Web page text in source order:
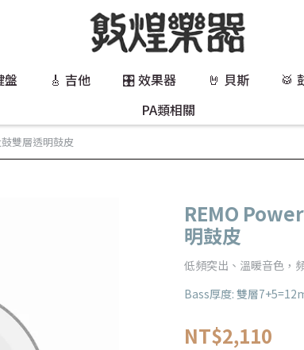
盤 🎸 吉他 🎛️ 效果器 🤘 貝斯 🥁
PA類相關
雙層透明鼓皮
REMO
明鼓皮
低頻突出、溫暖音色，
Bass厚度: 雙層
NT$2,110